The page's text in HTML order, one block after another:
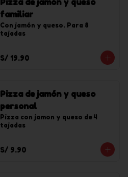
Pizza de jamón y queso
familiar
Con jamón y queso. Para 8
tajadas
S/ 19.90
Pizza de jamón y queso
personal
Pizza con jamon y queso de 4
tajadas
S/ 9.90